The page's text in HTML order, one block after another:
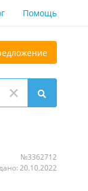
Помощь
№3362712
20.10.2022